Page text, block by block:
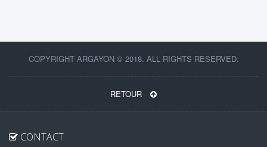
COPYRIGHT ARGAYON © 2018. ALL RIGHTS RESERVED.
RETOUR
CONTACT